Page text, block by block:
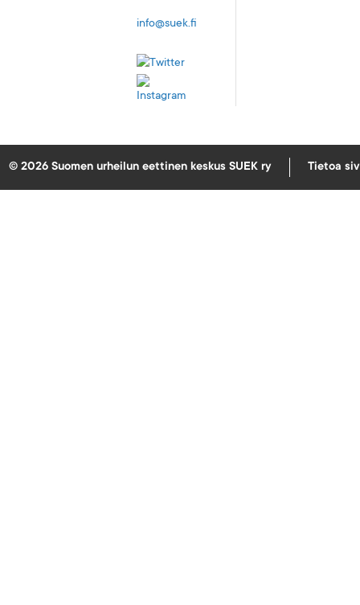
info@suek.fi
© 2026 Suomen urheilun eettinen keskus SUEK ry Tietoa